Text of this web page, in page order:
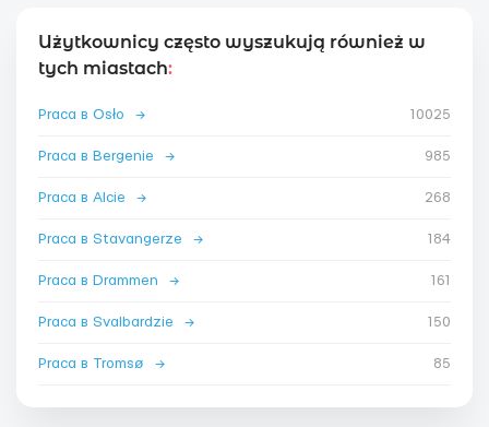
Użytkownicy często wyszukują również w
tych miastach:
Praca в Osło → 10025
Praca в Bergenie → 985
Praca в Alcie → 268
Praca в Stavangerze → 184
Praca в Drammen → 161
Praca в Svalbardzie → 150
Praca в Tromsø → 85